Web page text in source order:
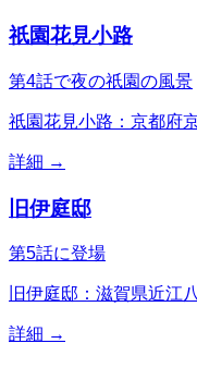
祇園花見小路
第4話で夜の祇園の風景
祇園花見小路：京都府
詳細 →
旧伊庭邸
第5話に登場
旧伊庭邸：滋賀県近江
詳細 →